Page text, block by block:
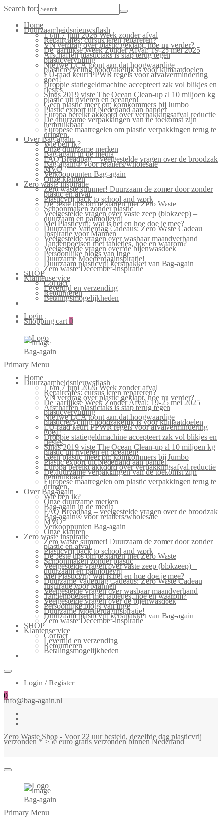
Search for:
Home
Duurzaamheidsnieuwsflash
1 t/m 7 juni 2026 Week zonder afval
Repaircafés: cursus leren repareren?
VN verdrag over plastic geklapt, hoe nu verder?
De jaarlijkse Week Zonder Afval: 19-25 mei 2025
Afschaffen plastictaks is stap terug tegen
plasticvervuiling
Nieuwe LCA toont aan dat hoogwaardige
plasticrecycling noodzakelijk is voor klimaatdoelen
EU-raad keurt PPWR regels voor afvalvermindering
goed!
Droppie statiegeldmachine accepteert zak vol blikjes en
flesjes
Sinds 2019 viste The Ocean Clean-up al 10 miljoen kg
plastic uit rivieren en oceanen!
Geen plastic meer om komkommers bij Jumbo
Plastic export uit Nederland aan banden
Europa bereikt akkoord over verpakkingsafval reductie
De duurzame verpakkingen van de toekomst zijn
herbruikbaar
Europese maatregelen om plastic verpakkingen terug te
dringen.
Over Bag-again
Wie ben ik?
Onze duurzame merken
Bag-again in de media
FAQ Breadbag – veelgestelde vragen over de broodzak
Bag-again® voor retailers/wholesale
MVO
Verkooppunten Bag-again
Onze klanten
Zero waste inspiratie
Zero waste summer! Duurzaam de zomer door zonder
plastic en afval.
Plasticvrij back to school and work
De beste tips om te starten met Zero Waste
Schoonmaken zonder plastic
Veelgestelde vragen over vaste zeep (blokzeep) –
duurzaam en palmolievrij
Mei Plasticvrij: wat is het en hoe doe je mee?
Duurzame Vaderdag Cadeaus: Zero Waste Cadeau
Inspiratie voor Mannen
Veelgestelde vragen over wasbaar maandverband
Tandenpoetsen met tabletjes, hoe en waarom?
Veelgestelde vragen over de bijenwasdoek
Persoonlijke blogs van Inge
Duurzame Moederdaginspiratie!
Duurzaam plasticvrij kerstpakket van Bag-again
Zero waste December-inspiratie
SHOP
Klantenservice
Contact
Levertijd en verzending
Retourneren
Betalingsmogelijkheden
Login
Shopping cart 0
Bag-again
Primary Menu
Home
Duurzaamheidsnieuwsflash
1 t/m 7 juni 2026 Week zonder afval
Repaircafés: cursus leren repareren?
VN verdrag over plastic geklapt, hoe nu verder?
De jaarlijkse Week Zonder Afval: 19-25 mei 2025
Afschaffen plastictaks is stap terug tegen
plasticvervuiling
Nieuwe LCA toont aan dat hoogwaardige
plasticrecycling noodzakelijk is voor klimaatdoelen
EU-raad keurt PPWR regels voor afvalvermindering
goed!
Droppie statiegeldmachine accepteert zak vol blikjes en
flesjes
Sinds 2019 viste The Ocean Clean-up al 10 miljoen kg
plastic uit rivieren en oceanen!
Geen plastic meer om komkommers bij Jumbo
Plastic export uit Nederland aan banden
Europa bereikt akkoord over verpakkingsafval reductie
De duurzame verpakkingen van de toekomst zijn
herbruikbaar
Europese maatregelen om plastic verpakkingen terug te
dringen.
Over Bag-again
Wie ben ik?
Onze duurzame merken
Bag-again in de media
FAQ Breadbag – veelgestelde vragen over de broodzak
Bag-again® voor retailers/wholesale
MVO
Verkooppunten Bag-again
Onze klanten
Zero waste inspiratie
Zero waste summer! Duurzaam de zomer door zonder
plastic en afval.
Plasticvrij back to school and work
De beste tips om te starten met Zero Waste
Schoonmaken zonder plastic
Veelgestelde vragen over vaste zeep (blokzeep) –
duurzaam en palmolievrij
Mei Plasticvrij: wat is het en hoe doe je mee?
Duurzame Vaderdag Cadeaus: Zero Waste Cadeau
Inspiratie voor Mannen
Veelgestelde vragen over wasbaar maandverband
Tandenpoetsen met tabletjes, hoe en waarom?
Veelgestelde vragen over de bijenwasdoek
Persoonlijke blogs van Inge
Duurzame Moederdaginspiratie!
Duurzaam plasticvrij kerstpakket van Bag-again
Zero waste December-inspiratie
SHOP
Klantenservice
Contact
Levertijd en verzending
Retourneren
Betalingsmogelijkheden
Login / Register
0
info@bag-again.nl
Zero Waste Shop - Voor 22 uur besteld, dezelfde dag plasticvrij
verzonden * >50 euro gratis verzonden binnen Nederland
Bag-again
Primary Menu